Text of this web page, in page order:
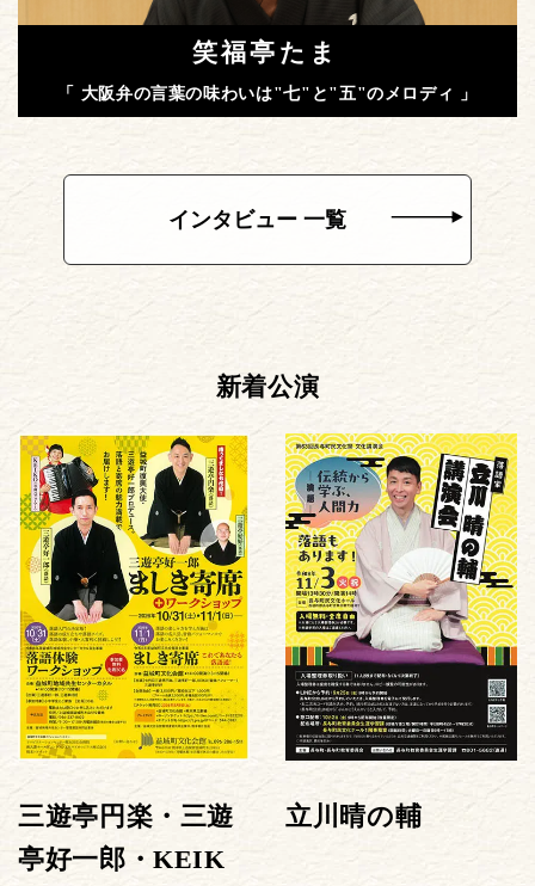
笑福亭たま
「 大阪弁の言葉の味わいは"七"と"五"のメロディ 」
インタビュー 一覧
新着公演
三遊亭円楽・三遊
亭好一郎・KEIK
立川晴の輔